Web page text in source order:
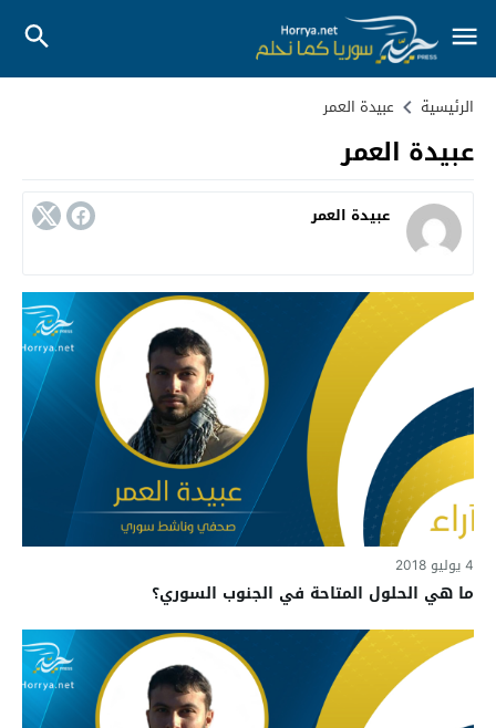
الرئيسية عبيدة العمر
عبيدة العمر
عبيدة العمر
4 يوليو 2018
ما هي الحلول المتاحة في الجنوب السوري؟